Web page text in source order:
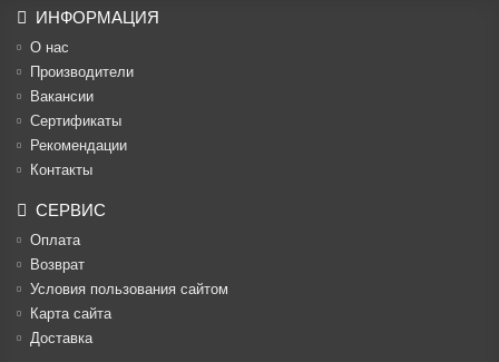
ИНФОРМАЦИЯ
О нас
Производители
Вакансии
Cертификаты
Рекомендации
Контакты
СЕРВИС
Оплата
Возврат
Условия пользования сайтом
Карта сайта
Доставка